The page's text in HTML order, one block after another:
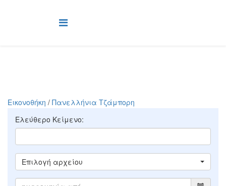
Εικονοθήκη / Πανελλήνια Τζάμπορη
Ελεύθερο Κείμενο:
Επιλογή αρχείου